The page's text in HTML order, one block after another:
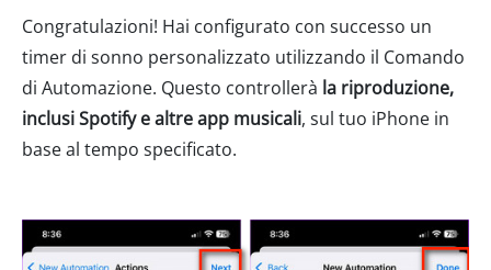
Congratulazioni! Hai configurato con successo un
timer di sonno personalizzato utilizzando il Comando
di Automazione. Questo controllerà la riproduzione,
inclusi Spotify e altre app musicali, sul tuo iPhone in
base al tempo specificato.